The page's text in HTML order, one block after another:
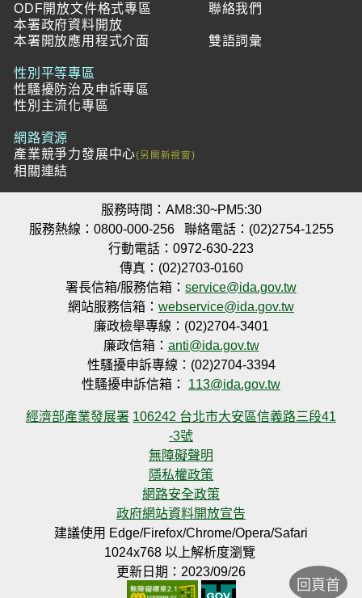
ODF開放文件格式專區
本署政府資料開放
本署開放應用程式介面
性別平等專區
性騷擾防治及申訴專區
性別主流化專區
網路資源
產業競爭力發展中心
相關連結
聯絡我們
雙語詞彙
服務時間：AM8:30~PM5:30
服務熱線：0800-000-256
聯絡電話：(02)2754-1255
行動電話：0972-630-223
傳真：(02)2703-0160
署長信箱/服務信箱： service@ida.gov.tw
網站服務信箱： webservice@ida.gov.tw
廉政檢舉專線：(02)2704-3401
廉政信箱： anti@ida.gov.tw
性騷擾申訴專線：(02)2704-3394
性騷擾申訴信箱： 113@ida.gov.tw
經濟部產業發展署 106242 台北市大安區信義路三段41
-3號
無障礙聲明
隱私權政策
網路安全政策
政府網站資料開放宣告
建議使用 Edge/Firefox/Chrome/Opera/Safari
1024x768 以上解析度瀏覽
更新日期：2023/09/26
回頁首